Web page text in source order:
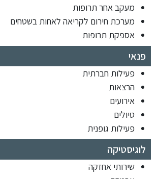
מעקב אחר תרופות
מערכת חירום לקריאה לאחות בשטחים
אספקת תרופות
פנאי
פעילות חברתית
הרצאות
אירועים
טיולים
פעילות גופנית
לוגיסטיקה
שירותי אחזקה